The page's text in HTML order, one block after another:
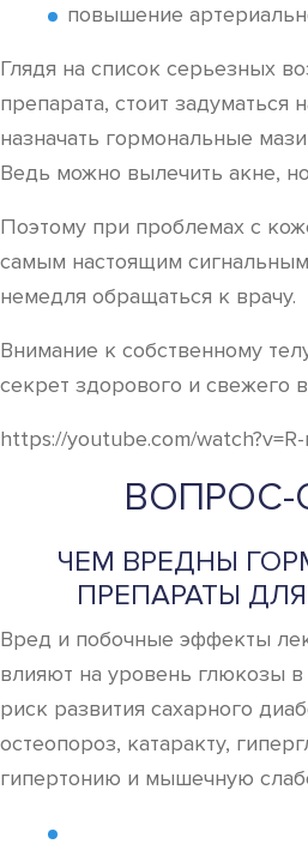
повышение
Глядя на список серьезных
препарата, стоит задуматься
назначать гормональные
Ведь можно вылечить акне,
Поэтому при проблемах с
самым настоящим
немедля обращаться к врачу.
Внимание к собственному
секрет здорового и свежего
https://youtube.com/watch?v=R-
ВОПРОС-
ЧЕМ ВРЕДНЫ
ПРЕПАРАТЫ
Вред и побочные эффекты
влияют на уровень глюкозы в
риск развития сахарного
остеопороз, катаракту,
гипертонию и мышечную